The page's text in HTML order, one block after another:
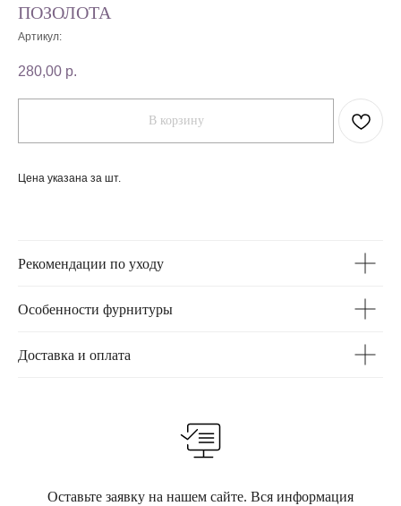
ПОЗОЛОТА
Артикул:
280,00 р.
В корзину
Цена указана за шт.
Рекомендации по уходу
Особенности фурнитуры
Доставка и оплата
Оставьте заявку на нашем сайте. Вся информация